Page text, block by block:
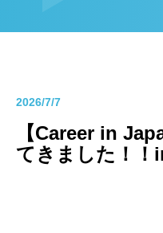
2026/7/7
【Career in
てきました！！